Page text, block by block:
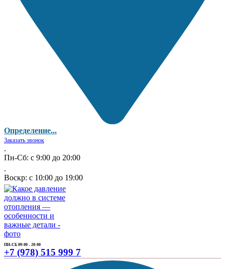
Определение...
Заказать звонок
.
Пн-Сб: с 9:00 до 20:00
.
Воскр: с 10:00 до 19:00
ПН-СБ 09:00 - 20:00
+7 (978) 515 999 7